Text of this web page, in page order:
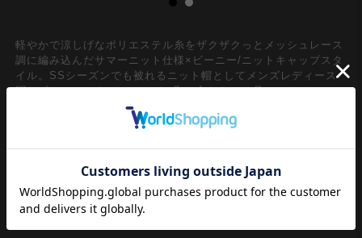
軽やかで涼しげなポリエステル糸をザクザクっとメッシュレース
調に編み込んだサマーニット仕様×ビーニー/ニットキャップスタ
イル。SSシーズンでも被れるニット帽としてメンズレディース
問わずユニセックスでコーデに取り入れたい一品。
バリエーションでミックスすることでリズムをもたせたレース編
一見してエレガント＆キュートフル。上品エレガンスな単色モノ
トーンのレース編み模様とネコ耳デザインの甘辛ミックスが最強
カワイイ存在感を主張。韓国トレンド、韓国ファッション、イン
スタインフルエンサー、アイドル、SNS、TikTok、映
え、・・・全部飲み込んで『カワイイは正義』な一品。